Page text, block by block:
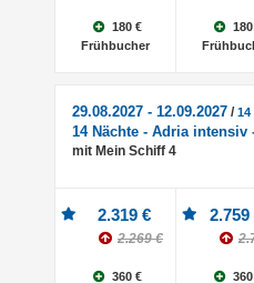
180 €
Frühbucher
29.08.2027 - 12.09.2027 /14
14 Nächte - Adria intensiv
mit Mein Schiff 4
2.319 €
2.269 €
360 €
2.759